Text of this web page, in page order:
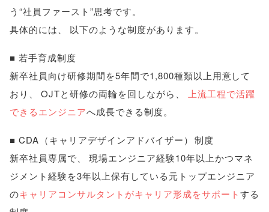
う“社員ファースト”思考です。
具体的には
以下のような制度があります。
■ 若手育成制度
新卒社員向け研修期間を5年間で1,800種類以上用意して
おり
OJTと研修の両輪を回しながら
上流工程で活躍
できるエンジニアへ成長できる制度。
■ CDA （キャリアデザインアドバイザー） 制度
新卒社員専属で
現場エンジニア経験10年以上かつマネ
ジメント経験を3年以上保有している元トップエンジニア
のキャリアコンサルタントがキャリア形成をサポートする